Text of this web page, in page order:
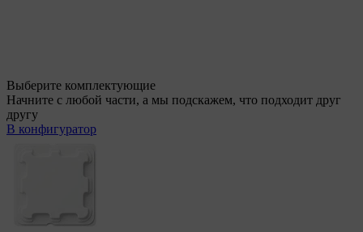
Выберите комплектующие
Начните с любой части, а мы подскажем, что подходит друг
другу
В конфигуратор